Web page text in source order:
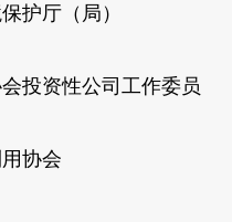
护厅（局）
投资性公司工作委员
协会